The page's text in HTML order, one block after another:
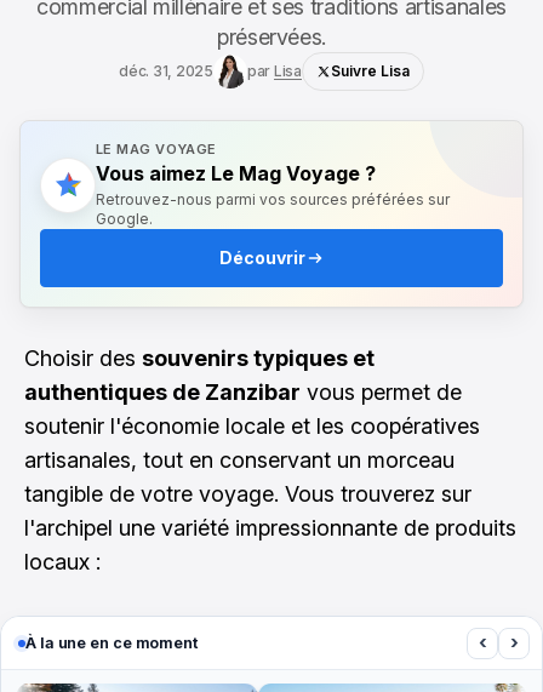
commercial millénaire et ses traditions artisanales
préservées.
déc. 31, 2025 par Lisa Suivre Lisa
LE MAG VOYAGE
Vous aimez Le Mag Voyage ?
Retrouvez-nous parmi vos sources préférées sur
Google.
Découvrir
Choisir des souvenirs typiques et
authentiques de Zanzibar vous permet de
soutenir l'économie locale et les coopératives
artisanales, tout en conservant un morceau
tangible de votre voyage. Vous trouverez sur
l'archipel une variété impressionnante de produits
locaux :
À la une en ce moment ‹ ›